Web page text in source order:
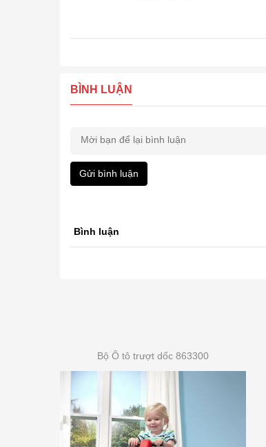
BÌNH LUẬN
Gửi bình luận
Bình luận
Bộ Ô tô trượt dốc 863300